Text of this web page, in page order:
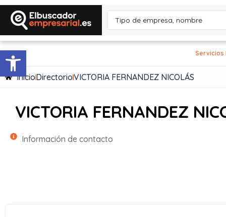
Abrir barra de herramientas Servicios
InicioDirectorioVICTORIA FERNANDEZ NICOLÁS
VICTORIA FERNANDEZ
Información de contacto